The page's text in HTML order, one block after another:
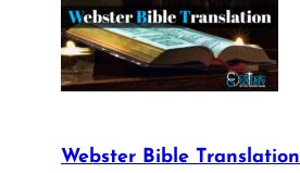
Webster Bible Translation